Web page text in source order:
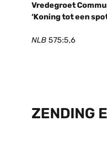
Vredegroet
‘Koning tot een
NLB 575:5,6
ZENDING